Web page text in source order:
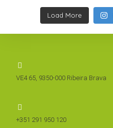
Load More
VE4 65, 9350-000 Ribeira Brava
+351 291 950 120